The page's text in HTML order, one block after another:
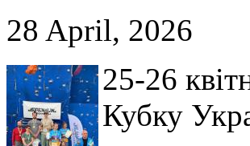
28 April, 2026
25-26
Кубку